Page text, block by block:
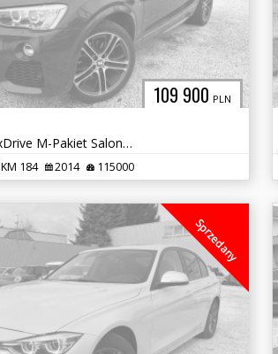
109 900 PLN
BMW X4 20d xDrive M-Pakiet Salon Polska F26 !
KM 184 2014 115000
Sprzedany